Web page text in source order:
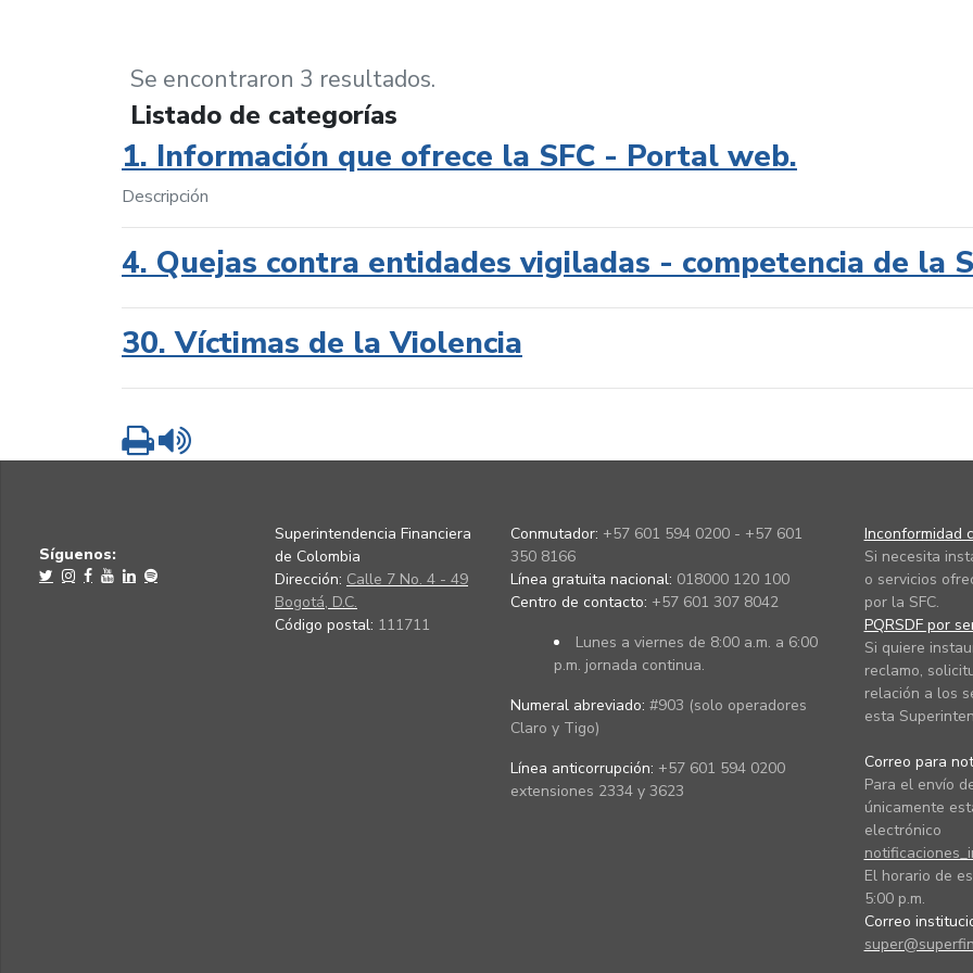
Se encontraron 3 resultados.
Listado de categorías
1. Información que ofrece la SFC - Portal web.
Descripción
4. Quejas contra entidades vigiladas - competencia de la
30. Víctimas de la Violencia
Imprimir
Síguenos:
Superintendencia Financiera
de Colombia
Dirección: Calle 7 No. 4 - 49
Bogotá, D.C.
Código postal: 111711
Conmutador: +57 601 594 0200 - +57 601
350 8166
Línea gratuita nacional: 018000 120 100
Centro de contacto: +57 601 307 8042
Lunes a viernes de 8:00 a.m. a 6:00
p.m. jornada continua.
Numeral abreviado: #903 (solo operadores
Claro y Tigo)
Línea anticorrupción: +57 601 594 0200
extensiones 2334 y 3623
Inconformidad
Si necesita
o servicios
por la SFC.
PQRSDF por
Si quiere
reclamo,
relación a los
esta
Correo para
Para el envío
únicamente
electrónico
El horario de
5:00 p.m.
Correo